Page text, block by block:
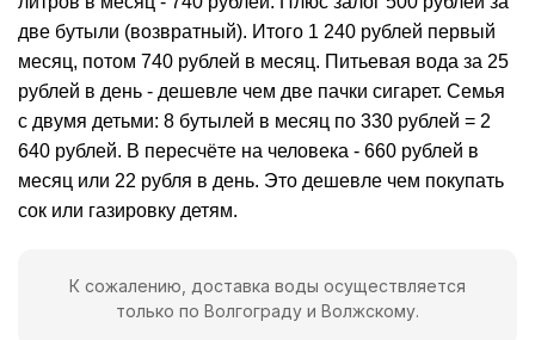
две бутыли (возвратный). Итого 1 240 рублей первый
месяц, потом 740 рублей в месяц. Питьевая вода за 25
рублей в день - дешевле чем две пачки сигарет. Семья
с двумя детьми: 8 бутылей в месяц по 330 рублей = 2
640 рублей. В пересчёте на человека - 660 рублей в
месяц или 22 рубля в день. Это дешевле чем покупать
сок или газировку детям.
К сожалению, доставка воды осуществляется
только по Волгограду и Волжскому.